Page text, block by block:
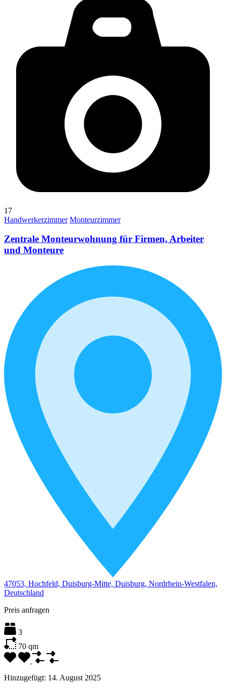
17
Handwerkerzimmer Monteurzimmer
Zentrale Monteurwohnung für Firmen, Arbeiter
und Monteure
47053, Hochfeld, Duisburg-Mitte, Duisburg, Nordrhein-Westfalen,
Deutschland
Preis anfragen
3
70 qm
Hinzugefügt: 14. August 2025